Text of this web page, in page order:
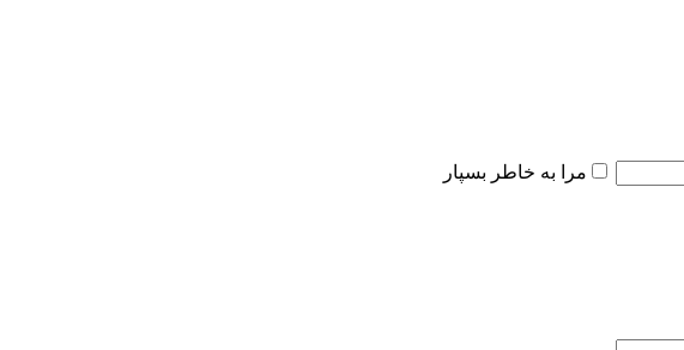
مرا به خاطر بسپار